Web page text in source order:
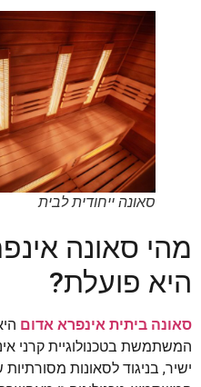
סאונה ייחודית לבית
מהי סאונה
היא פועלת?
סאונה ביתית אינפרא אדום
המשתמשת בטכנולוגיית קרני
ישיר, בניגוד לסאונות